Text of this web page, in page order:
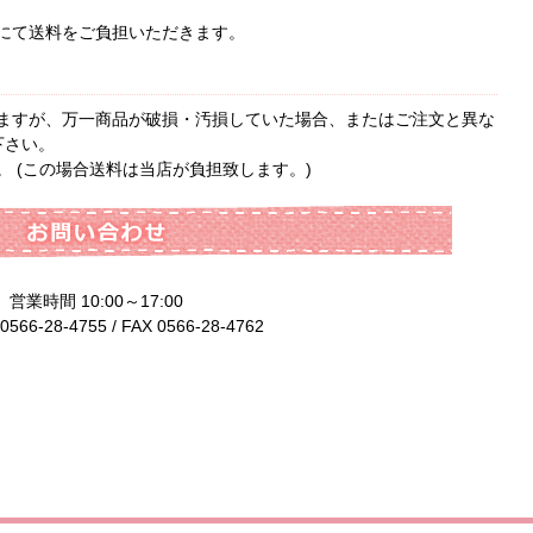
送料をご負担いただきます。
すが、万一商品が破損・汚損していた場合、またはご注文と異な
い。
(この場合送料は当店が負担致します。)
営業時間 10:00～17:00
28-4755 / FAX 0566-28-4762